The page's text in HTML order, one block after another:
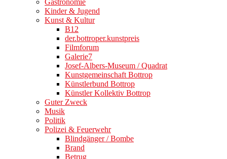
Gastronomie
Kinder & Jugend
Kunst & Kultur
B12
der.bottroper.kunstpreis
Filmforum
Galerie7
Josef-Albers-Museum / Quadrat
Kunstgemeinschaft Bottrop
Künstlerbund Bottrop
Künstler Kollektiv Bottrop
Guter Zweck
Musik
Politik
Polizei & Feuerwehr
Blindgänger / Bombe
Brand
Betrug